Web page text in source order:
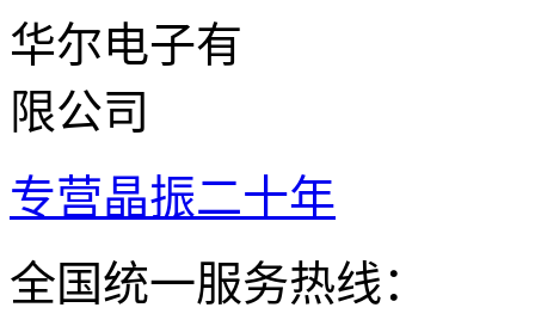
专营晶振二十年
全国统一服务热线：